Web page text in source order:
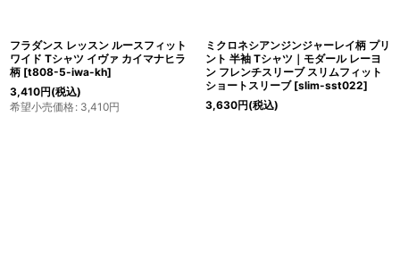
フラダンス レッスン ルースフィット
ワイド Tシャツ イヴァ カイマナヒラ
柄 [t808-5-iwa-kh]
3,410円(税込)
希望小売価格: 3,410円
ミクロネシアンジンジャーレイ柄 プリ
ント 半袖 Tシャツ｜モダール レーヨ
ン フレンチスリーブ スリムフィット
ショートスリーブ [slim-sst022]
3,630円(税込)